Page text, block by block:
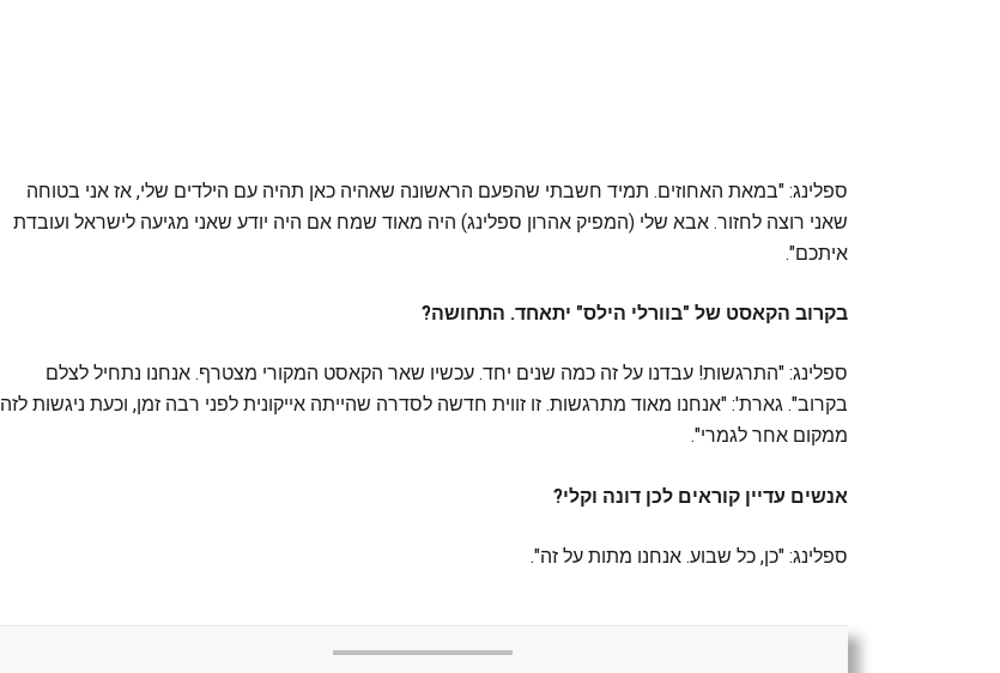
ספלינג: "במאת האחוזים. תמיד חשבתי שהפעם הראשונה שאהיה כאן תהיה עם הילדים שלי, אז אני בטוחה
שאני רוצה לחזור. אבא שלי (המפיק אהרון ספלינג) היה מאוד שמח אם היה יודע שאני מגיעה לישראל ועובדת
איתכם".
בקרוב הקאסט של "בוורלי הילס" יתאחד. התחושה?
ספלינג: "התרגשות! עבדנו על זה כמה שנים יחד. עכשיו שאר הקאסט המקורי מצטרף. אנחנו נתחיל לצלם
בקרוב". גארת': "אנחנו מאוד מתרגשות. זו זווית חדשה לסדרה שהייתה אייקונית לפני רבה זמן, וכעת ניגשות לזה
ממקום אחר לגמרי".
אנשים עדיין קוראים לכן דונה וקלי?
ספלינג: "כן, כל שבוע. אנחנו מתות על זה".